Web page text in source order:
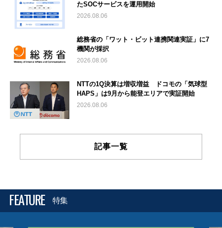
たSOCサービスを運用開始
2026.08.06
総務省の「ワット・ビット連携関連実証」に7
機関が採択
2026.08.06
NTTの1Q決算は増収増益 ドコモの「気球型
HAPS」は9月から能登エリアで実証開始
2026.08.06
記事一覧
FEATURE 特集